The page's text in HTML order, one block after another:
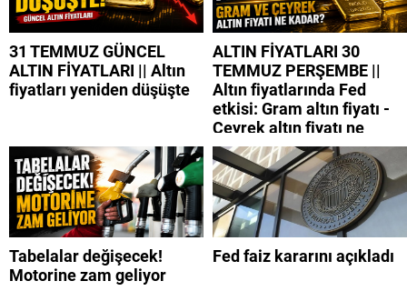
31 TEMMUZ GÜNCEL
ALTIN FİYATLARI || Altın
fiyatları yeniden düşüşte
ALTIN FİYATLARI 30
TEMMUZ PERŞEMBE ||
Altın fiyatlarında Fed
etkisi: Gram altın fiyatı -
Çeyrek altın fiyatı ne
kadar?
Tabelalar değişecek!
Motorine zam geliyor
Fed faiz kararını açıkladı